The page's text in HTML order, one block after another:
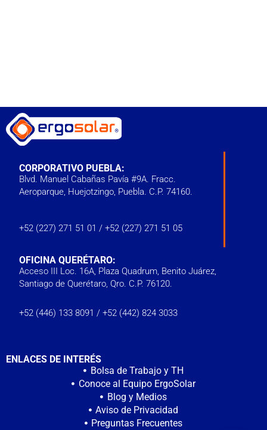
CORPORATIVO PUEBLA:
Blvd. Manuel Cabañas Pavía #9A. Fracc.
Aeroparque, Huejotzingo, Puebla. C.P. 74160.
+52 (227) 271 51 01 / +52 (227) 271 51 05
OFICINA QUERÉTARO:
Acceso III Loc. 16A, Plaza Quadrum, Benito Juárez,
Santiago de Querétaro, Qro. C.P. 76120.
‭+52 (446) 133 8091‬ / +52 (442) 824 3033
ENLACES DE INTERÉS
Bolsa de Trabajo y TH
Conoce al Equipo ErgoSolar
Blog y Medios
Aviso de Privacidad
Preguntas Frecuentes